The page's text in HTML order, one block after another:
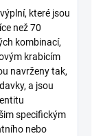
které jsou
než 70
kombinací,
krabicím
navrženy tak,
a jsou
specifickým
nebo